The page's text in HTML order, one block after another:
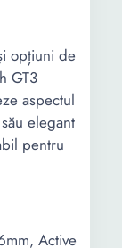
opțiuni de
GT3
aspectul
elegant
pentru
Active